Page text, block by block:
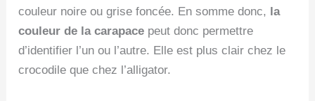
couleur noire ou grise foncée. En somme donc, la
couleur de la carapace peut donc permettre
d’identifier l’un ou l’autre. Elle est plus clair chez le
crocodile que chez l’alligator.